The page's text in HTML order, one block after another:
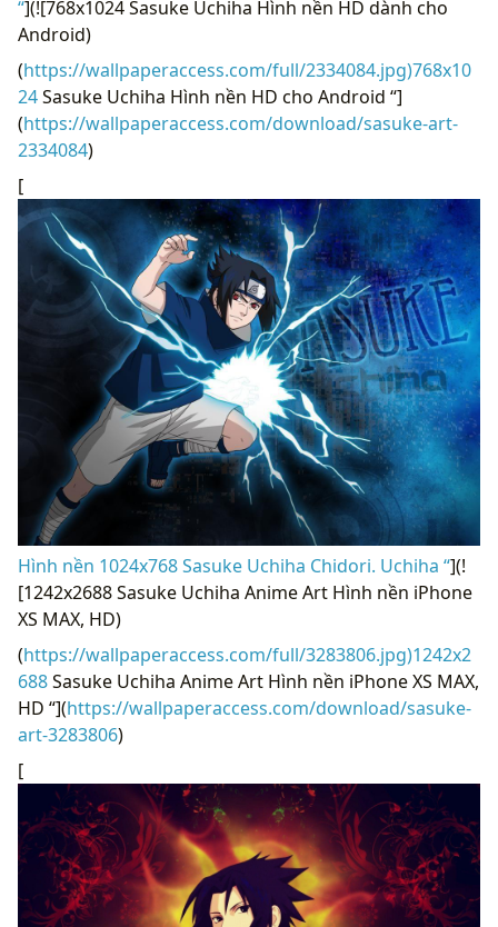
“](![768x1024 Sasuke Uchiha Hình nền HD dành cho
Android)
(https://wallpaperaccess.com/full/2334084.jpg)768x10
24Sasuke Uchiha Hình nền HD cho Android “]
(https://wallpaperaccess.com/download/sasuke-art-
2334084)
[
Hình nền 1024x768 Sasuke Uchiha Chidori. Uchiha “](!
[1242x2688 Sasuke Uchiha Anime Art Hình nền iPhone
XS MAX, HD)
(https://wallpaperaccess.com/full/3283806.jpg)1242x2
688Sasuke Uchiha Anime Art Hình nền iPhone XS MAX,
HD “](https://wallpaperaccess.com/download/sasuke-
art-3283806)
[